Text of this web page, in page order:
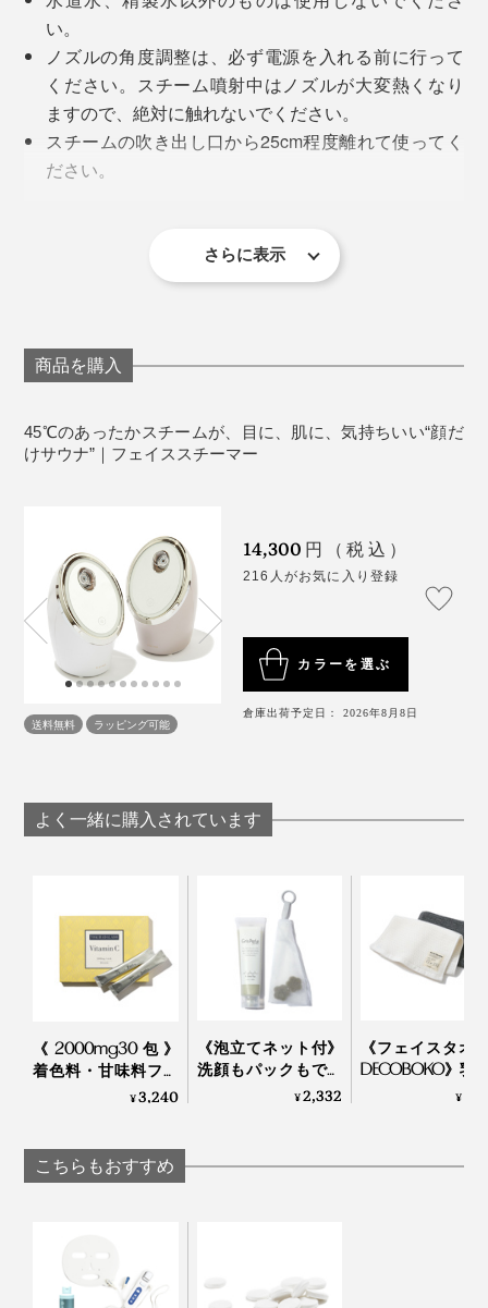
水を入れたら、ボタン一つで、蒸気がブワーッ！使い方
は、カンタンです。
（1）付属のタンクに水を入れて本体にセット
（2）スチームが噴き出すノズルの角度を調節
（4）約40秒後、スチームが出ます（15分後に、自動で
約45℃のあったかスチームが、勢いよく噴き出して、
顔をしっかり包んでくれます。あぁ、なんていい気持
細かいミスト状の蒸気が、絶え間なく、目を、肌を、温
しょう。あぁ、生き返った気分！
心地よいスチームを、より広く、より深く届けるため
に、本機には3つの特長があります。
本機のスチームは、ナノサイズ（1/1,000,000mm）のミ
スト。
イズのミストが、毛穴の奥の汚れや皮脂を浮きあがらせ
て、角質層までうるおいを届けます。
い。
ノズルの角度調整は、必ず電源を入れる前に行って
ください。スチーム噴射中はノズルが大変熱くなり
ますので、絶対に触れないでください。
スチームの吹き出し口から25cm程度離れて使ってく
ださい。
洗顔・保湿を行ってください。
毛穴が開いたままで放置すると、肌の水分が蒸発
サイズ：（約）幅12×奥行13.6×高さ20.8cm
重さ：約820g
使用時間目安：タンク満水で約15分使用可能（使用
後、自動で電源オフ）
材質：本体／ABS、ミラー／ガラス、水タンク・吹
き出し口／PC
付属品：取扱説明書・保証書（メーカー保証1年）
さらに表示
商品を購入
45℃のあったかスチームが、目に、肌に、気持ちいい“顔だ
けサウナ”｜フェイススチーマー
送料無料 ラッピング可能
14,300 円（税込）
216人がお気に入り登録
カラーを選ぶ
倉庫出荷予定日： 2026年8月8日
よく一緒に購入されています
《2000mg30包》
着色料・甘味料フリ
ー、高純度VitaminC
¥3,240
《泡立てネット付》
洗顔もパックもでき
る、「富山クレイ フ
¥2,332
《フェイスタオ
DECOBOKO》乳
ワーで抗菌・防
¥
こちらもおすすめ